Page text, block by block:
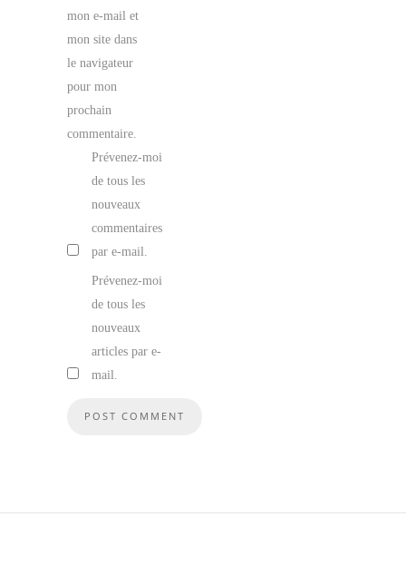
mon e-mail et
mon site dans
le navigateur
pour mon
prochain
commentaire.
Prévenez-moi
de tous les
nouveaux
commentaires
par e-mail.
Prévenez-moi
de tous les
nouveaux
articles par e-
mail.